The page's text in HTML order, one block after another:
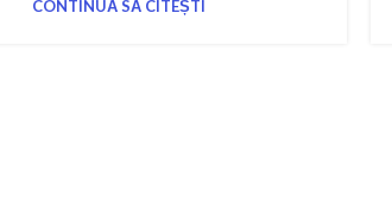
CONTINUĂ SĂ CITEȘTI